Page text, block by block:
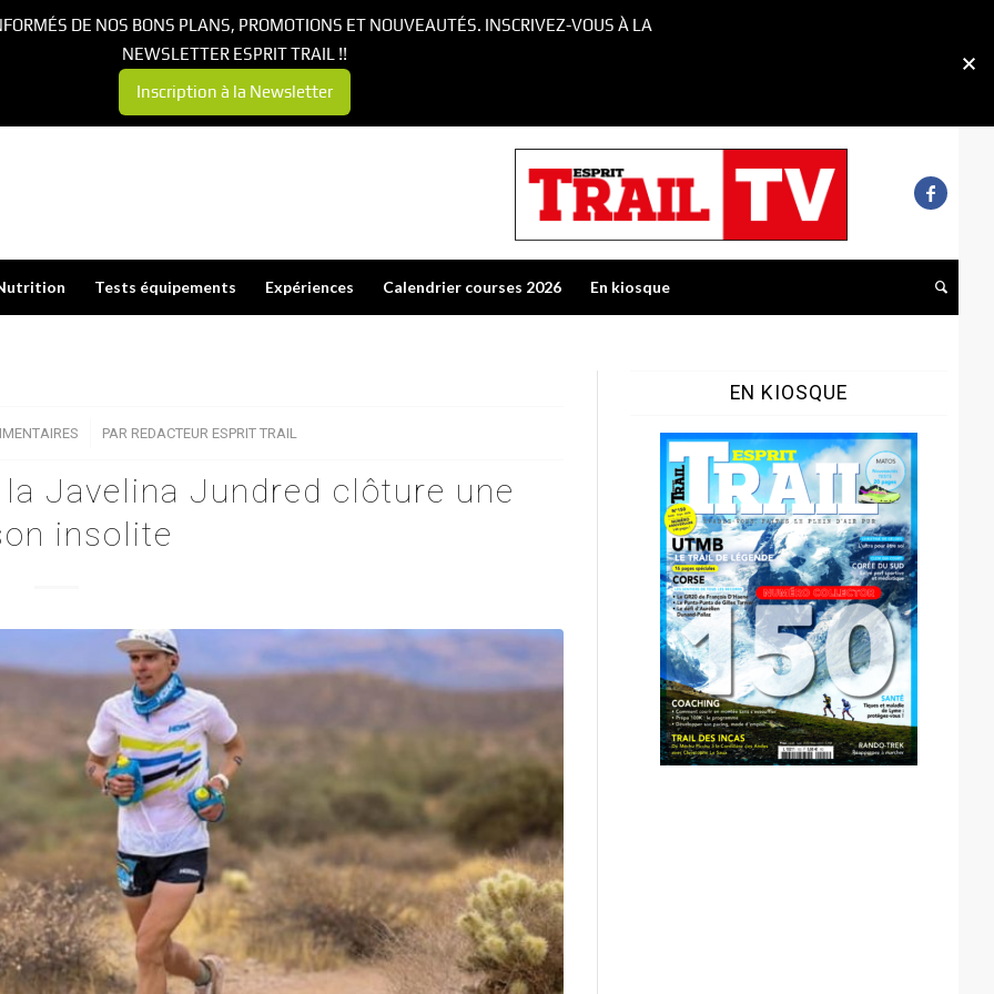
Tests équipements Expériences Calendrier courses 2026 En kiosque
/ PAR REDACTEUR ESPRIT TRAIL
Javelina Jundred clôture une
insolite
EN KIOSQUE
DE NOS BONS PLANS, PROMOTIONS ET NOUVEAUTÉS. INSCRIVEZ-VOUS À LA
NEWSLETTER ESPRIT TRAIL !!
Inscription à la Newsletter